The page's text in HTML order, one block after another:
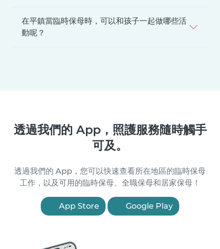
在平鎮當臨時保母時，可以和孩子一起做哪些活
動呢？
透過我們的 App，照護服務隨時觸手
可及。
透過我們的 App，您可以快速查看所在地區的臨時保母
工作，以及可用的臨時保母、全職保母和居家保母！
App Store Google Play